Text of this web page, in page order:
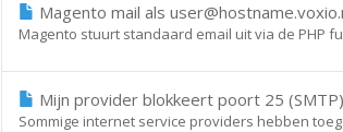
Magento mail als
Magento stuurt standaard email uit via de PHP
Mijn provider blokkeert poort 25 (SMTP)
Sommige internet service providers hebben